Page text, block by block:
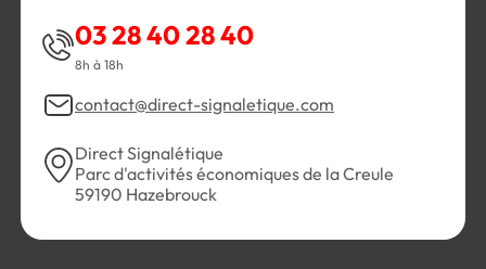
03 28 40 28 40
8h à 18h
contact@direct-signaletique.com
Direct Signalétique
Parc d'activités économiques de la Creule
59190 Hazebrouck